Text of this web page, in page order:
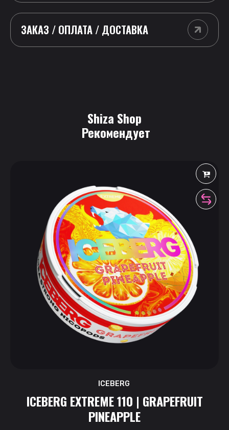
ЗАКАЗ / ОПЛАТА / ДОСТАВКА
Shiza Shop
Рекомендует
ICEBERG
ICEBERG EXTREME 110 | GRAPEFRUIT
PINEAPPLE